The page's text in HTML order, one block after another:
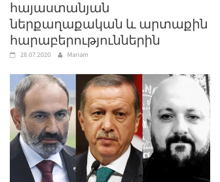
հայաստանյան
ներքաղաքական և արտաքին
հարաբերություններին
28.07.2020 Mariam